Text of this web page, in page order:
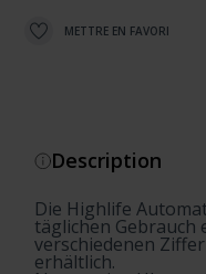
METTRE EN FAVORI
Description
Die Highlife
täglichen Gebrauch
verschiedenen
erhältlich.